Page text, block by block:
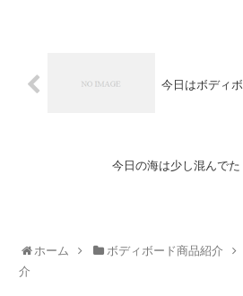
今日はボディ
今日の海は少し混んでた
ホーム ボディボード商品紹介
介